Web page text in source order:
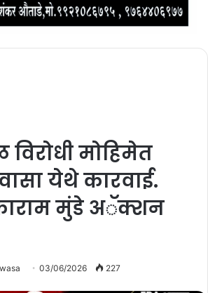
मोहिमेत
येथे कारवाई.
मुंडे अॅक्शन
03/06/2026 227